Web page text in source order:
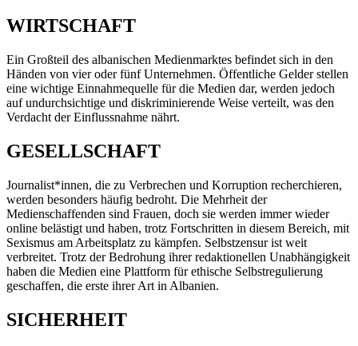
WIRTSCHAFT
Ein Großteil des albanischen Medienmarktes befindet sich in den
Händen von vier oder fünf Unternehmen. Öffentliche Gelder stellen
eine wichtige Einnahmequelle für die Medien dar, werden jedoch
auf undurchsichtige und diskriminierende Weise verteilt, was den
Verdacht der Einflussnahme nährt.
GESELLSCHAFT
Journalist*innen, die zu Verbrechen und Korruption recherchieren,
werden besonders häufig bedroht. Die Mehrheit der
Medienschaffenden sind Frauen, doch sie werden immer wieder
online belästigt und haben, trotz Fortschritten in diesem Bereich, mit
Sexismus am Arbeitsplatz zu kämpfen. Selbstzensur ist weit
verbreitet. Trotz der Bedrohung ihrer redaktionellen Unabhängigkeit
haben die Medien eine Plattform für ethische Selbstregulierung
geschaffen, die erste ihrer Art in Albanien.
SICHERHEIT